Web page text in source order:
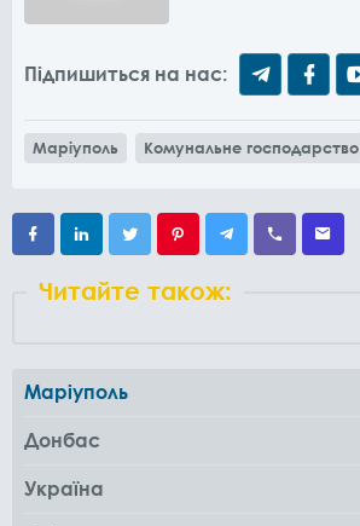
Підпишиться на нас:
Маріуполь Комунальне господарство
Читайте також:
Маріуполь
Донбас
Україна